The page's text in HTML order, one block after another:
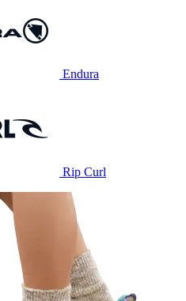
Endura
Rip Curl